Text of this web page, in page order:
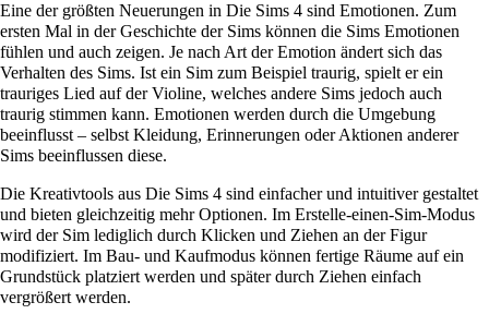
Eine der größten Neuerungen in Die Sims 4 sind Emotionen. Zum
ersten Mal in der Geschichte der Sims können die Sims Emotionen
fühlen und auch zeigen. Je nach Art der Emotion ändert sich das
Verhalten des Sims. Ist ein Sim zum Beispiel traurig, spielt er ein
trauriges Lied auf der Violine, welches andere Sims jedoch auch
traurig stimmen kann. Emotionen werden durch die Umgebung
beeinflusst – selbst Kleidung, Erinnerungen oder Aktionen anderer
Sims beeinflussen diese.
Die Kreativtools aus Die Sims 4 sind einfacher und intuitiver gestaltet
und bieten gleichzeitig mehr Optionen. Im Erstelle-einen-Sim-Modus
wird der Sim lediglich durch Klicken und Ziehen an der Figur
modifiziert. Im Bau- und Kaufmodus können fertige Räume auf ein
Grundstück platziert werden und später durch Ziehen einfach
vergrößert werden.